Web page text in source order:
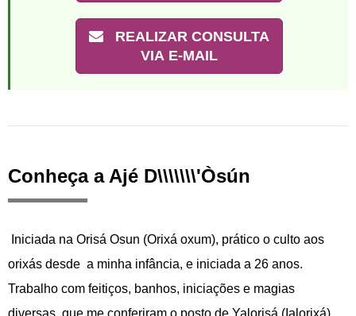
REALIZAR CONSULTA
VIA E-MAIL
Conheça a Ajé D\\\\\\\'Òsún
Iniciada na Orisá Osun (Orixá oxum), prático o culto aos
orixás desde a minha infância, e iniciada a 26 anos.
Trabalho com feitiços, banhos, iniciações e magias